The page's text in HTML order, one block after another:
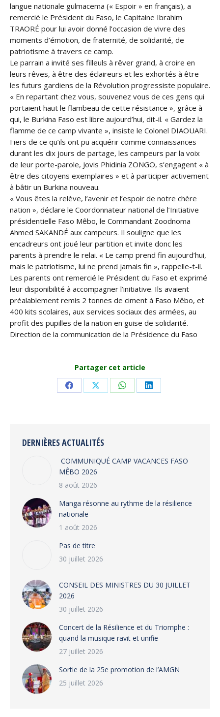
langue nationale gulmacema (« Espoir » en français), a
remercié le Président du Faso, le Capitaine Ibrahim
TRAORÉ pour lui avoir donné l’occasion de vivre des
moments d’émotion, de fraternité, de solidarité, de
patriotisme à travers ce camp.
Le parrain a invité ses filleuls à rêver grand, à croire en
leurs rêves, à être des éclaireurs et les exhortés à être
les futurs gardiens de la Révolution progressiste populaire.
« En repartant chez vous, souvenez vous de ces gens qui
portaient haut le flambeau de cette résistance », grâce à
qui, le Burkina Faso est libre aujourd’hui, dit-il. « Gardez la
flamme de ce camp vivante », insiste le Colonel DIAOUARI.
Fiers de ce qu’ils ont pu acquérir comme connaissances
durant les dix jours de partage, les campeurs par la voix
de leur porte-parole, Jovis Phidinia ZONGO, s’engagent « à
être des citoyens exemplaires » et à participer activement
à bâtir un Burkina nouveau.
« Vous êtes la relève, l’avenir et l’espoir de notre chère
nation », déclare le Coordonnateur national de l’Initiative
présidentielle Faso Mêbo, le Commandant Zoodnoma
Ahmed SAKANDÉ aux campeurs. Il souligne que les
encadreurs ont joué leur partition et invite donc les
parents à prendre le relai. « Le camp prend fin aujourd’hui,
mais le patriotisme, lui ne prend jamais fin », rappelle-t-il.
Les parents ont remercié le Président du Faso et exprimé
leur disponibilité à accompagner l’initiative. Ils avaient
préalablement remis 2 tonnes de ciment à Faso Mêbo, et
400 kits scolaires, aux services sociaux des armées, au
profit des pupilles de la nation en guise de solidarité.
Direction de la communication de la Présidence du Faso
Partager cet article
Share Share Share Share
DERNIÈRES ACTUALITÉS
COMMUNIQUÉ CAMP VACANCES FASO
MÊBO 2026
8 août 2026
Manga résonne au rythme de la résilience
nationale
1 août 2026
Pas de titre
30 juillet 2026
CONSEIL DES MINISTRES DU 30 JUILLET
2026
30 juillet 2026
‎​Concert de la Résilience et du Triomphe :
quand la musique ravit et unifie
27 juillet 2026
‎Sortie de la 25e promotion de l’AMGN
25 juillet 2026